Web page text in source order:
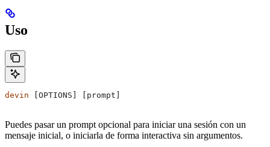
Uso
devin [OPTIONS] [prompt]
Puedes pasar un prompt opcional para iniciar una sesión con un
mensaje inicial, o iniciarla de forma interactiva sin argumentos.